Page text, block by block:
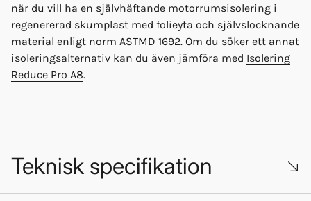
när du vill ha en självhäftande motorrumsisolering i
regenererad skumplast med folieyta och självslocknande
material enligt norm ASTMD 1692. Om du söker ett annat
isoleringsalternativ kan du även jämföra med Isolering
Reduce Pro A8.
Teknisk specifikation